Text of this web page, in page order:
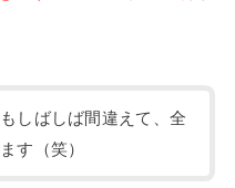
しばしば間違えて、全
す（笑）